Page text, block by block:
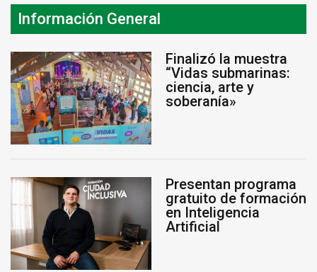
Información General
Finalizó la muestra
“Vidas submarinas:
ciencia, arte y
soberanía»
Presentan programa
gratuito de formación
en Inteligencia
Artificial